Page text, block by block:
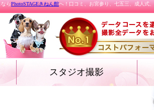
らPhotoSTAGEきねん館へ！口コミ、お宮参り、七五三、成人式
スタジオ撮影
結
施
飲